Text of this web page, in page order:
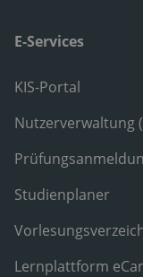
E-Services
KIS-Portal
Nutzerverwaltung
Studienplaner
Lernplattform